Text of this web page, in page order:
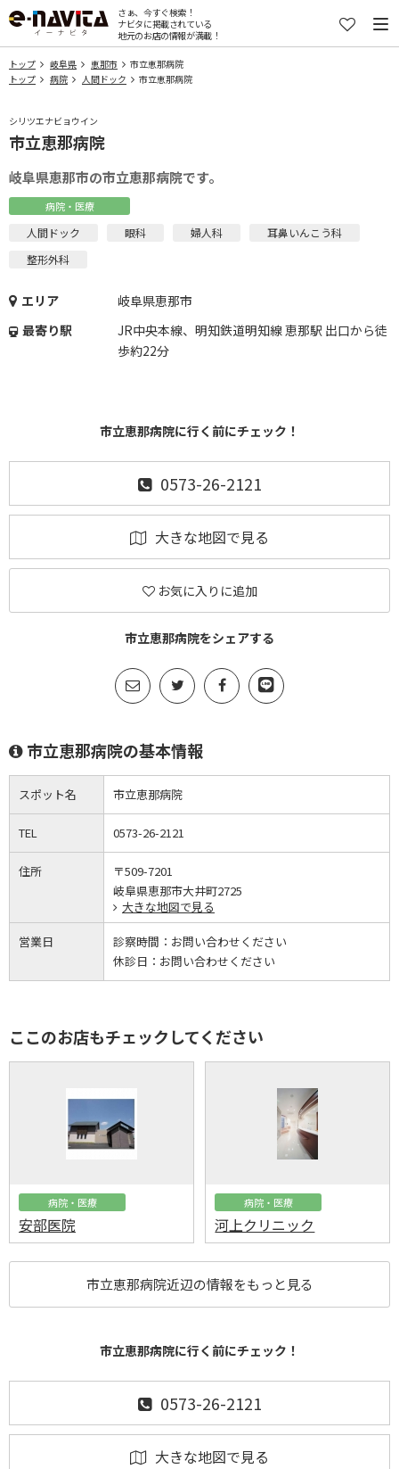
さぁ、今すぐ検索！
ナビタに掲載されている
地元のお店の情報が満載！
トップ 岐阜県 恵那市
市立恵那病院
トップ
病院 人間ドック 市立恵那病院
シリツエナビョウイン
市立恵那病院
岐阜県恵那市の市立恵那病院です。
病院・医療
人間ドック 眼科 婦人科
耳鼻いんこう科
整形外科
エリア
岐阜県恵那市
最寄り駅
JR中央本線、明知鉄道明知線 恵那駅 出口から徒
歩約22分
市立恵那病院に行く前にチェック！
0573-26-2121
大きな地図で見る
お気に入りに追加
市立恵那病院をシェアする
市立恵那病院の基本情報
スポット名 市立恵那病院
TEL 0573-26-2121
住所
〒509-7201
岐阜県恵那市大井町2725
大きな地図で見る
営業日 診察時間： お問い合わせください
休診日： お問い合わせください
ここのお店もチェックしてください
病院・医療
安部医院
病院・医療
河上クリニック
市立恵那病院近辺の情報をもっと見る
市立恵那病院に行く前にチェック！
0573-26-2121
大きな地図で見る